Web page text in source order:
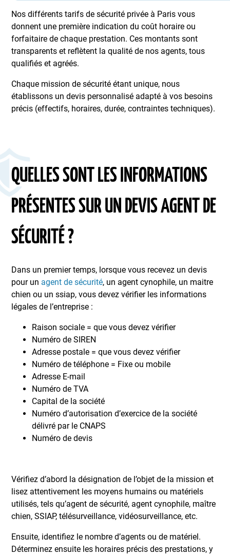
Nos différents tarifs de sécurité privée à Paris vous
donnent une première indication du coût horaire ou
forfaitaire de chaque prestation. Ces montants sont
transparents et reflètent la qualité de nos agents, tous
qualifiés et agréés.
Chaque mission de sécurité étant unique, nous
établissons un devis personnalisé adapté à vos besoins
précis (effectifs, horaires, durée, contraintes techniques).
QUELLES SONT LES INFORMATIONS
PRÉSENTES SUR UN DEVIS AGENT DE
SÉCURITÉ ?
Dans un premier temps, lorsque vous recevez un devis
pour un agent de sécurité, un agent cynophile, un maitre
chien ou un ssiap, vous devez vérifier les informations
légales de l’entreprise :
Raison sociale = que vous devez vérifier
Numéro de SIREN
Adresse postale = que vous devez vérifier
Numéro de téléphone = Fixe ou mobile
Adresse E-mail
Numéro de TVA
Capital de la société
Numéro d’autorisation d’exercice de la société
délivré par le CNAPS
Numéro de devis
Vérifiez d’abord la désignation de l’objet de la mission et
lisez attentivement les moyens humains ou matériels
utilisés, tels qu’agent de sécurité, agent cynophile, maître
chien, SSIAP, télésurveillance, vidéosurveillance, etc.
Ensuite, identifiez le nombre d’agents ou de matériel.
Déterminez ensuite les horaires précis des prestations, y